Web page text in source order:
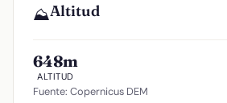
⛰️Altitud
648m
ALTITUD
Fuente: Copernicus DEM